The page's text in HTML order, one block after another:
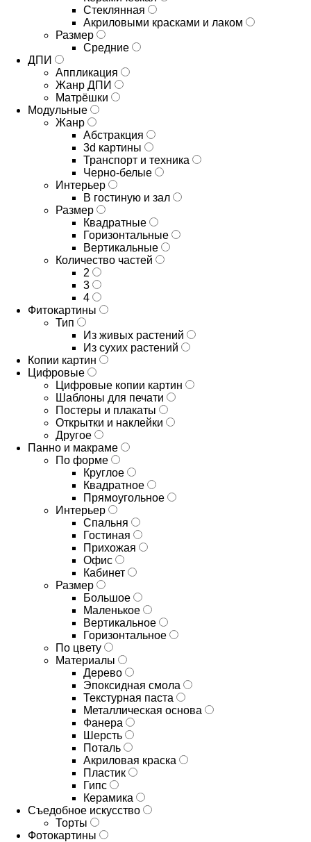
Стеклянная
Акриловыми красками и лаком
Размер
Средние
ДПИ
Аппликация
Жанр ДПИ
Матрёшки
Модульные
Жанр
Абстракция
3d картины
Транспорт и техника
Черно-белые
Интерьер
В гостиную и зал
Размер
Квадратные
Горизонтальные
Вертикальные
Количество частей
2
3
4
Фитокартины
Тип
Из живых растений
Из сухих растений
Копии картин
Цифровые
Цифровые копии картин
Шаблоны для печати
Постеры и плакаты
Открытки и наклейки
Другое
Панно и макраме
По форме
Круглое
Квадратное
Прямоугольное
Интерьер
Спальня
Гостиная
Прихожая
Офис
Кабинет
Размер
Большое
Маленькое
Вертикальное
Горизонтальное
По цвету
Материалы
Дерево
Эпоксидная смола
Текстурная паста
Металлическая основа
Фанера
Шерсть
Поталь
Акриловая краска
Пластик
Гипс
Керамика
Съедобное искусство
Торты
Фотокартины